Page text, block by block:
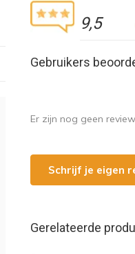
9,5
Gebruikers
Er zijn nog geen
Schrijf je eigen
Gerelateerde